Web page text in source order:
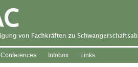
Conferences Infobox Links